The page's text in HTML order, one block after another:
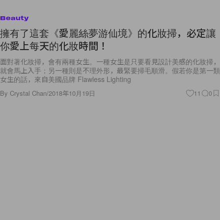
Beauty
擁有了這套《愛麗絲夢游仙境》的化妝掃，必定讓
你愛上每天的化妝時間！
面對著化妝掃，會有兩種女生。一種女生是只要看見設計美感的化妝掃，
就會馬上入手；另一種則是不理外形，最緊要掃毛順滑。假若你是第一類
女生的話，來自美國品牌 Flawless Lighting
By Crystal Chan/2018年10月19日 11 0